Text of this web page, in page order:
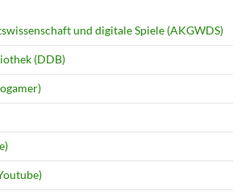
und digitale Spiele (AKGWDS)
(DDB)